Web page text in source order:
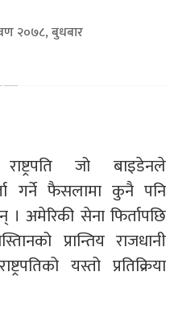
२०७८, बुधबार
जो बाइडेनले
गर्ने फैसलामा कुनै पनि
अमेरिकी सेना फिर्तापछि
प्रान्तिय राजधानी
यस्तो प्रतिक्रिया